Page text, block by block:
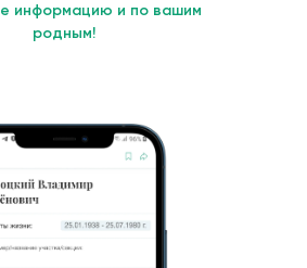
информацию и по вашим
родным!